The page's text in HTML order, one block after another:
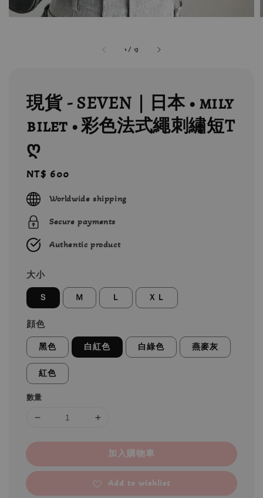
1 / 13
現貨 - SEVEN｜日本 • mily
bilet • 彩色法式繩刺繡短T
ღ
Regular
price
NT$ 600
Worldwide shipping
Secure payments
Authentic product
大小
Ｓ Ｍ Ｌ ＸＬ
顔色
黑色 白紅色 白綠色 燕麥灰
紅色
數量
加入購物車
Add to wishlist